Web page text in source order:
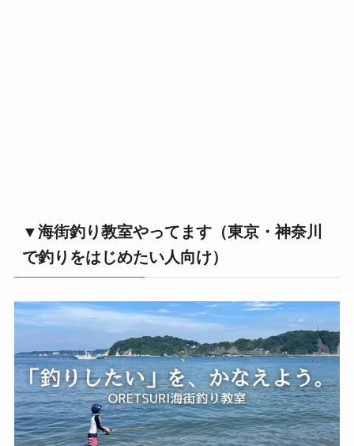
▼海街釣り教室やってます（東京・神奈川
で釣りをはじめたい人向け）